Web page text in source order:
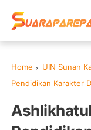
Home UIN Sunan
Pendidikan Karakter